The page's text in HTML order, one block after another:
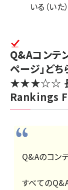
いる（い
Q&Aコンテ
ページ」ど
★★★☆☆
Rankings
Q&Aのコン
すべての